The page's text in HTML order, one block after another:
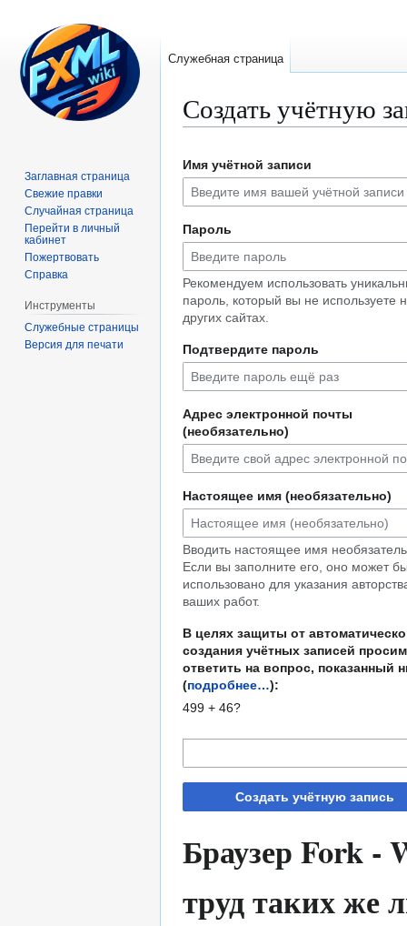
Создать учётную
к
навигации
к
поиску
Имя учётной записи
Пароль
Рекомендуем использовать
пароль, который вы не используете
других сайтах.
Подтвердите пароль
Адрес электронной почты
(необязательно)
Настоящее имя (необязательно)
Вводить настоящее имя
Если вы заполните его, оно может
использовано для указания
ваших работ.
В целях защиты от
создания учётных записей
ответить на вопрос, показанный
(подробнее…):
499 + 46?
Создать учётную запись
Браузер Fork
труд таких же
Служебная страница
Заглавная страница
Свежие правки
Случайная страница
Перейти в личный
кабинет
Пожертвовать
Справка
Инструменты
Служебные страницы
Версия для печати